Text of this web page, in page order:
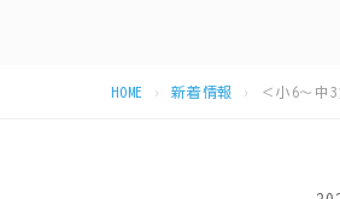
HOME 新着情報 ＜小6〜中